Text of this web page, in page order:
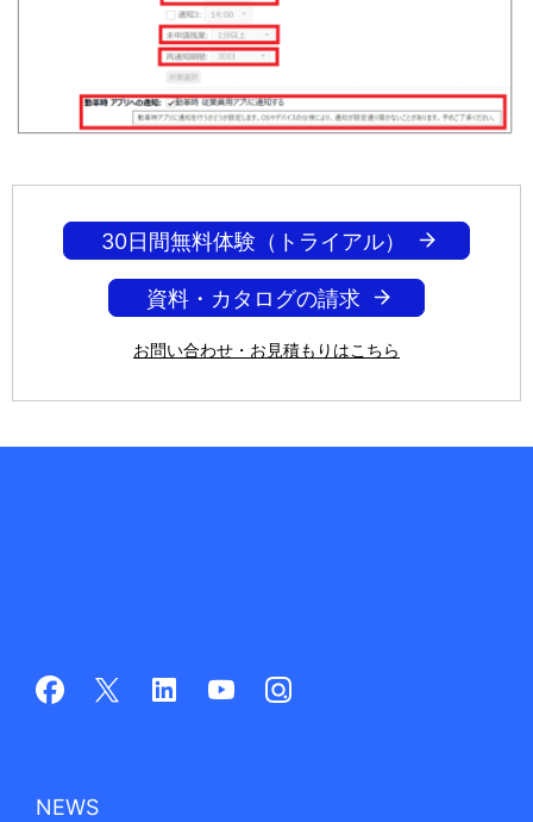
30日間無料体験（トライアル）
資料・カタログの請求
お問い合わせ・お見積もりはこちら
NEWS